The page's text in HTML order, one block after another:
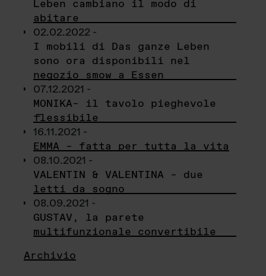
Leben cambiano il modo di
abitare
02.02.2022 -
I mobili di Das ganze Leben
sono ora disponibili nel
negozio smow a Essen
07.12.2021 -
MONIKA– il tavolo pieghevole
flessibile
16.11.2021 -
EMMA – fatta per tutta la vita
08.10.2021 -
VALENTIN & VALENTINA – due
letti da sogno
08.09.2021 -
GUSTAV, la parete
multifunzionale convertibile
Archivio